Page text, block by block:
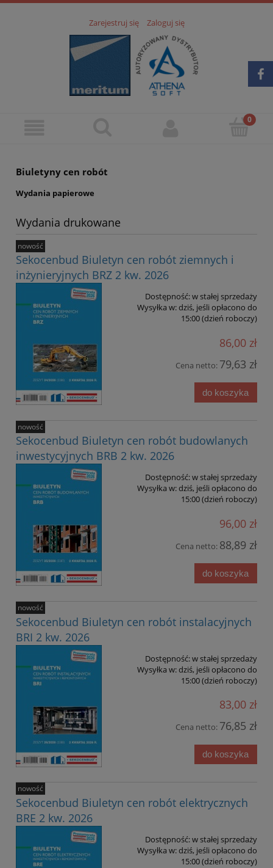
Zarejestruj się Zaloguj się
Biuletyny cen robót
Wydania papierowe
Wydania drukowane
Sekocenbud Biuletyn cen robót ziemnych i
inżynieryjnych BRZ 2 kw. 2026
Dostępność:w stałej sprzedaży
Wysyłka w:dziś, jeśli opłacono do
15:00 (dzień roboczy)
86,00 zł
Cena netto: 79,63 zł
do koszyka
nowość
Sekocenbud Biuletyn cen robót budowlanych
inwestycyjnych BRB 2 kw. 2026
Dostępność:w stałej sprzedaży
Wysyłka w:dziś, jeśli opłacono do
15:00 (dzień roboczy)
96,00 zł
Cena netto: 88,89 zł
do koszyka
nowość
Sekocenbud Biuletyn cen robót instalacyjnych
BRI 2 kw. 2026
Dostępność:w stałej sprzedaży
Wysyłka w:dziś, jeśli opłacono do
15:00 (dzień roboczy)
83,00 zł
Cena netto: 76,85 zł
do koszyka
nowość
Sekocenbud Biuletyn cen robót elektrycznych
BRE 2 kw. 2026
Dostępność:w stałej sprzedaży
Wysyłka w:dziś, jeśli opłacono do
15:00 (dzień roboczy)
nowość